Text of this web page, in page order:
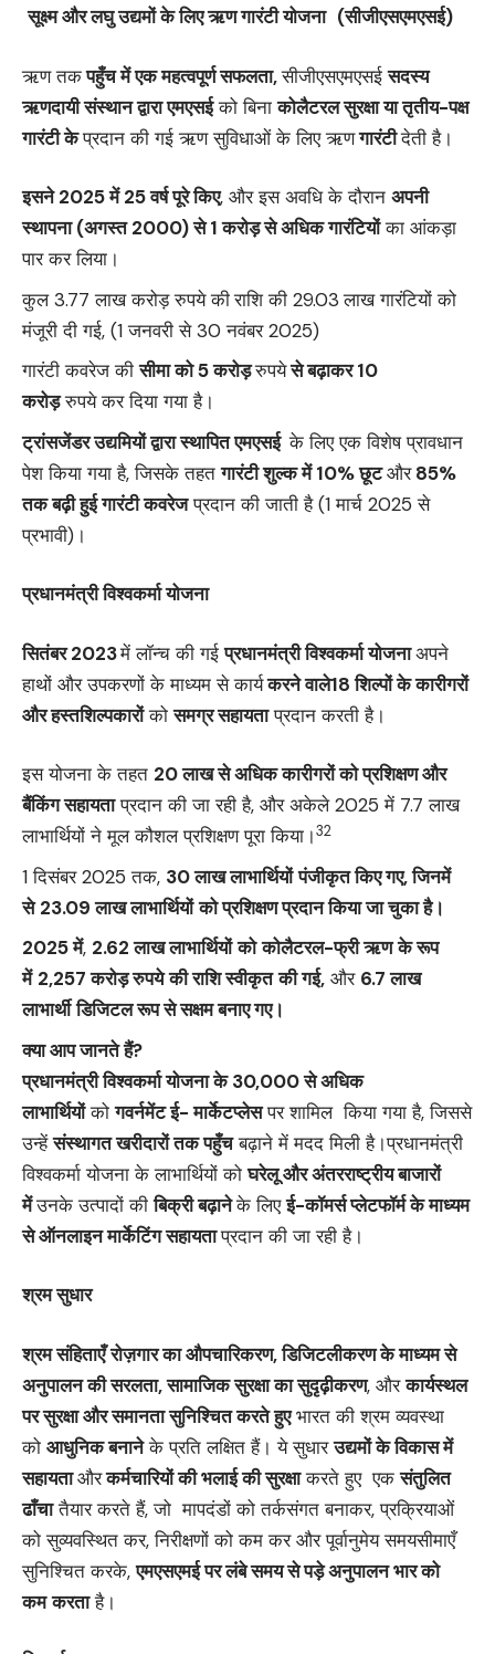
सूक्ष्म और लघु उद्यमों के लिए ऋण गारंटी योजना (सीजीएसएमएसई)
ऋण तकपहुँच में एक महत्वपूर्ण सफलता,सीजीएसएमएसईसदस्य
ऋणदायी संस्थान द्वारा एमएसईको बिनाकोलैटरल सुरक्षा या तृतीय-पक्ष
गारंटी केप्रदान की गई ऋण सुविधाओं के लिए ऋणगारंटीदेती है।
इसने2025 में 25 वर्ष पूरे किए, और इस अवधि के दौरान अपनी
स्थापना (अगस्त2000) से 1 करोड़ से अधिक गारंटियोंका आंकड़ा
पार कर लिया।
कुल 3.77 लाख करोड़ रुपये कीराशि की 29.03 लाख गारंटियों को
मंजूरी दी गई, (1 जनवरी से 30 नवंबर 2025)
गारंटी कवरेज कीसीमा को5 करोड़रुपयेसे बढ़ाकर10
करोड़रुपये कर दिया गया है।
ट्रांसजेंडर उद्यमियों द्वारा स्‍थापित एमएसई के लिए एक विशेष प्रावधान
पेश किया गया है, जिसके तहतगारंटी शुल्क में10% छूटऔर 85%
तक बढ़ी हुई गारंटी कवरेजप्रदान की जाती है (1 मार्च 2025 से
प्रभावी)।
प्रधानमंत्री विश्वकर्मा योजना
सितंबर2023में लॉन्च की गईप्रधानमंत्री विश्वकर्मा योजनाअपने
हाथों और उपकरणों के माध्यम से कार्यकरने वाले18शिल्पों के कारीगरों
और हस्तशिल्पकारोंकोसमग्र सहायताप्रदान करती है।
इस योजना के तहत 20लाख से अधिक कारीगरों को प्रशिक्षण और
बैंकिंग सहायताप्रदान की जा रही है, और अकेले 2025 में 7.7 लाख
लाभार्थियों ने मूल कौशल प्रशिक्षण पूरा किया।32
1 दिसंबर 2025 तक, 30लाख लाभार्थियों पंजीकृत किए गए,जिनमें
से 23.09लाख लाभार्थियों को प्रशिक्षण प्रदान किया जा चुका है।
2025 में, 2.62 लाख लाभार्थियों को कोलैटरल-फ्री ऋण के रूप
में 2,257 करोड़रुपये की राशि स्वीकृत की गई, और 6.7 लाख
लाभार्थी डिजिटल रूप से सक्षम बनाए गए।
क्या आप जानते हैं?
प्रधानमंत्री विश्वकर्मा योजना के30,000से अधिक
लाभार्थियोंकोगवर्नमेंट ई- मार्केटप्‍लेसपर शामिल किया गया है, जिससे
उन्हेंसंस्थागत खरीदारों तक पहुँचबढ़ाने में मदद मिली है।प्रधानमंत्री
विश्वकर्मा योजना के लाभार्थियों कोघरेलू और अंतरराष्ट्रीय बाजारों
मेंउनके उत्पादों कीबिक्री बढ़ानेके लिएई-कॉमर्स प्लेटफॉर्म के माध्यम
से ऑनलाइन मार्केटिंग सहायताप्रदान की जा रही है।
श्रम सुधार
श्रम संहिताएँ रोज़गार का औपचारिकरण, डिजिटलीकरण के माध्यम से
अनुपालन की सरलता, सामाजिक सुरक्षा का सुदृढ़ीकरण, औरकार्यस्थल
पर सुरक्षा और समानता सुनिश्चित करते हुएभारत की श्रम व्‍यवस्‍था
को आधुनिक बनानेके प्रति लक्षित हैं। ये सुधारउद्यमों के विकास में
सहायताऔरकर्मचारियों की भलाई की सुरक्षाकरते हुए एकसंतुलित
ढाँचातैयार करते हैं, जो मापदंडों को तर्कसंगत बनाकर, प्रक्रियाओं
को सुव्यवस्थित कर, निरीक्षणों को कम कर और पूर्वानुमेय समयसीमाएँ
सुनिश्चित करके,एमएसएमई पर लंबे समय से पड़े अनुपालन भार को
कम करताहै।